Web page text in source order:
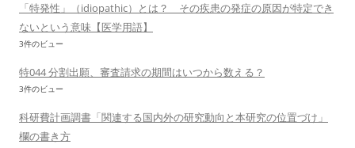
「特発性」（idiopathic）とは？ その疾患の発症の原因が特定でき
ないという意味【医学用語】
3件のビュー
特044 分割出願、審査請求の期間はいつから数える？
3件のビュー
科研費計画調書「関連する国内外の研究動向と本研究の位置づけ」
欄の書き方